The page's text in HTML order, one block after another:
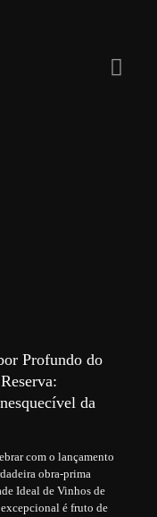
Profundo do
da
com o lançamento
obra-prima
Ideal de Vinhos de
é fruto de